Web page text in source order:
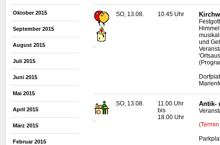
Oktober 2015
September 2015
August 2015
Juli 2015
Juni 2015
Mai 2015
April 2015
März 2015
Februar 2015
.
SO, 13.08. 10.45 Uhr
und
.
SO, 13.08.
11.00 Uhr
bis
18.00 Uhr
Antik-